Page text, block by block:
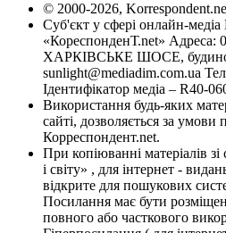
© 2000-2026,
Суб'єкт у сфері онлайн-
«КореспонденТ.net» Адреса:
ХАРКІВСЬКЕ ШОСЕ,
sunlight@mediadim.com.ua
Ідентифікатор медіа – R40-
Використання будь-яких
сайті, дозволяється за умови
Корреспондент.net.
При копіюванні матеріалів
і світу» , для інтернет -
відкрите для пошукових
Посилання має бути
повного або часткового